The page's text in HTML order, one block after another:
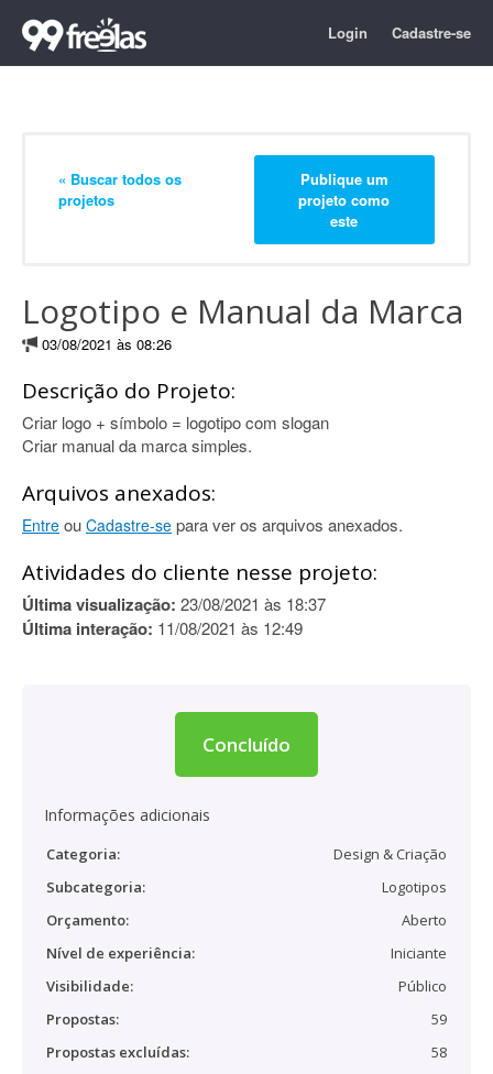
Login Cadastre-se
« Buscar todos os
projetos
Publique um
projeto como
este
Logotipo e Manual da Marca
03/08/2021 às 08:26
Descrição do Projeto:
Criar logo + símbolo = logotipo com slogan
Criar manual da marca simples.
Arquivos anexados:
Entre ou Cadastre-se para ver os arquivos anexados.
Atividades do cliente nesse projeto:
Última visualização: 23/08/2021 às 18:37
Última interação: 11/08/2021 às 12:49
Concluído
Informações adicionais
Categoria:
Design & Criação
Subcategoria:
Logotipos
Orçamento:
Aberto
Nível de experiência:
Iniciante
Visibilidade:
Público
Propostas:
59
Propostas excluídas:
58